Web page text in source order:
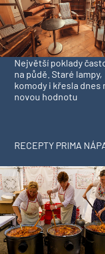
Největší poklady
na půdě. Staré lampy,
komody i křesla dnes
novou hodnotu
RECEPTY PRIMA